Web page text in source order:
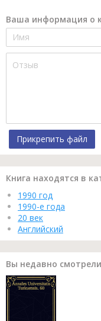
Ваша информация о
Прикрепить файл
Книга находятся в
1990 год
1990-е года
20 век
Английский
Вы недавно смотрели